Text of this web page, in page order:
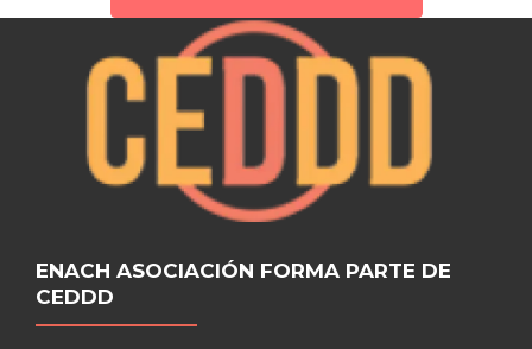
ENACH ASOCIACIÓN FORMA PARTE DE
CEDDD